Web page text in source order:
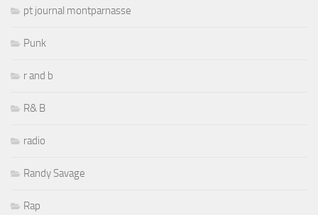
pt journal montparnasse
Punk
r and b
R& B
radio
Randy Savage
Rap